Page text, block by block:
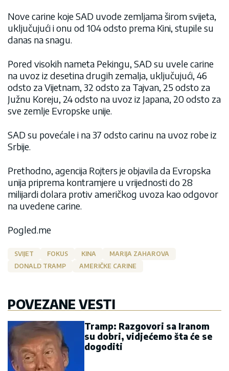
Nove carine koje SAD uvode zemljama širom svijeta,
uključujući i onu od 104 odsto prema Kini, stupile su
danas na snagu.
Pored visokih nameta Pekingu, SAD su uvele carine
na uvoz iz desetina drugih zemalja, uključujući, 46
odsto za Vijetnam, 32 odsto za Tajvan, 25 odsto za
Južnu Koreju, 24 odsto na uvoz iz Japana, 20 odsto za
sve zemlje Evropske unije.
SAD su povećale i na 37 odsto carinu na uvoz robe iz
Srbije.
Prethodno, agencija Rojters je objavila da Evropska
unija priprema kontramjere u vrijednosti do 28
milijardi dolara protiv američkog uvoza kao odgovor
na uvedene carine.
Pogled.me
SVIJET FOKUS KINA
MARIJA ZAHAROVA
DONALD TRAMP
AMERIČKE CARINE
POVEZANE VESTI
Tramp: Razgovori sa Iranom
su dobri, vidjećemo šta će se
dogoditi